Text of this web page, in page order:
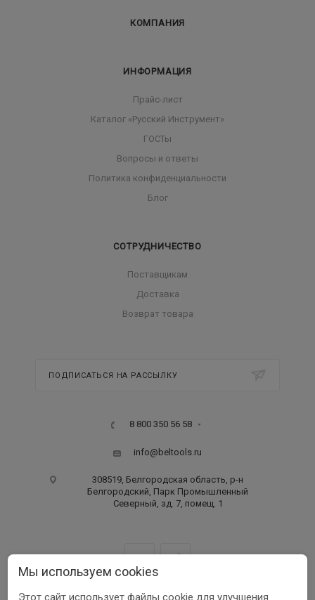
КОМПАНИЯ
ИНФОРМАЦИЯ
Прайс-лист
Каталог «Русский Инструмент»
ГОСТы
Вопросы и ответы
Политика конфиденциальности
Блог
СОТРУДНИЧЕСТВО
Поставщикам
Доставка
Возврат товара
ПОДПИСАТЬСЯ НА РАССЫЛКУ
8 800 350 56 58
info@beltools.ru
308519, Белгородская область, р-н
Белгородский, Парк Промышленный
Северный, зд. 7, помещ. 1
Мы используем cookies
Этот сайт использует файлы cookie для улучшения